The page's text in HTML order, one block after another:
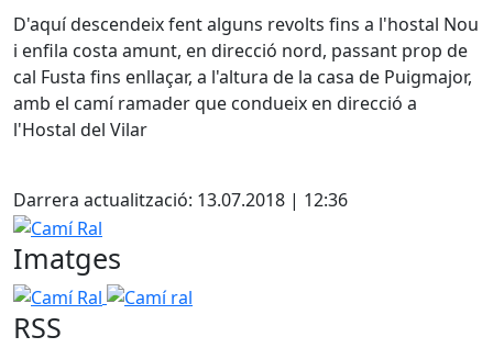
D'aquí descendeix fent alguns revolts fins a l'hostal Nou
i enfila costa amunt, en direcció nord, passant prop de
cal Fusta fins enllaçar, a l'altura de la casa de Puigmajor,
amb el camí ramader que condueix en direcció a
l'Hostal del Vilar
Darrera actualització: 13.07.2018 | 12:36
Camí Ral
Imatges
Camí Ral Camí ral
RSS